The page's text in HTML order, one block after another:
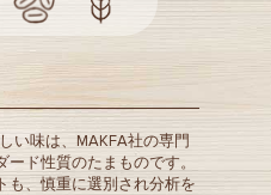
い味は、MAKFA社の専門
ド性質のたまものです。
も、慎重に選別され分析を